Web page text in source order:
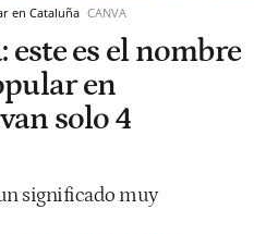
en Cataluña CANVA
este es el nombre
en
solo 4
significado muy